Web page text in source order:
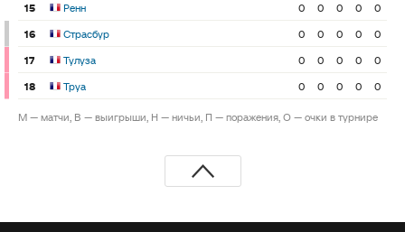
15
Ренн 0 0 0 0
0
16
Страсбур 0 0 0 0
0
17
Тулуза 0 0 0 0
0
18
Труа 0 0 0 0 0
М — матчи, В — выигрыши, Н — ничьи, П — поражения, О — очки в турнире